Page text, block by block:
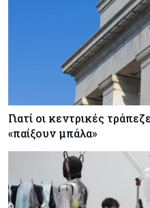
Γιατί οι κεντρικές
«παίξουν μπάλα»